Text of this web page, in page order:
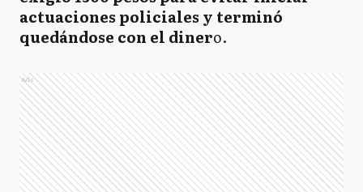
actuaciones policiales y terminó
quedándose con el dinero.
Ads